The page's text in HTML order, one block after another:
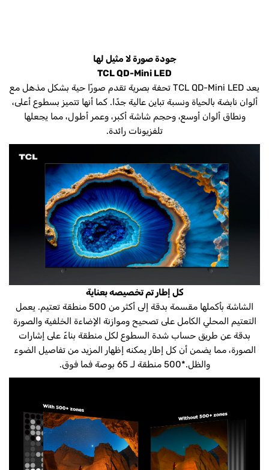
جودة صورة لا مثيل لها
TCL QD-Mini LED
يعد TCL QD-Mini LED تحفة بصرية تقدم صورًا حية بشكل مذهل مع
ألوان نابضة بالحياة ونسبة تباين عالية جدًا. كما أنها تتميز بسطوع أعلى،
ونطاق ألوان أوسع، وحجم شاشة أكبر، وعمر أطول، مما يجعلها
تلفزيونات رائدة.
كل إطار تم تخصيصه بعناية
الشاشة بأكملها مقسمة بدقة إلى أكثر من 500 منطقة تعتيم. يعمل
التعتيم المحلي الكامل على تصحيح وموازنة الإضاءة الخلفية والصورة
بدقة عن طريق حساب شدة السطوع لكل منطقة بناءً على إشارات
الصورة، مما يضمن أن كل إطار يمكنه إظهار المزيد من تفاصيل الضوء
والظل.*500 منطقة لـ 65 بوصة فما فوق.